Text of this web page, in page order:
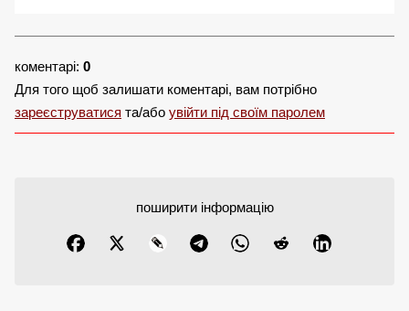
коментарі: 0
Для того щоб залишати коментарі, вам потрібно
зареєструватися та/або увійти під своїм паролем
поширити інформацію